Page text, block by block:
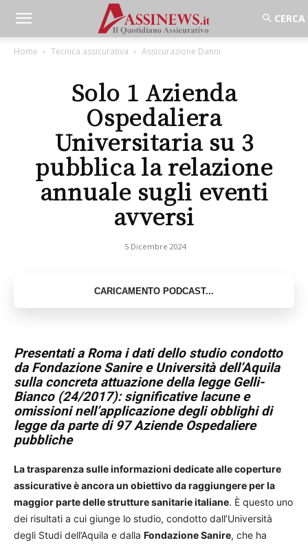
Home Tecnica assicurativa Assicurazione Danni
Solo 1 Azienda
Ospedaliera
Universitaria su 3
pubblica la relazione
annuale sugli eventi
avversi
5 Dicembre 2024
Presentati a Roma i dati dello studio condotto
da Fondazione Sanire e Università dell’Aquila
sulla concreta attuazione della legge Gelli-
Bianco (24/2017): significative lacune e
omissioni nell’applicazione degli obblighi di
legge da parte di 97 Aziende Ospedaliere
pubbliche
La trasparenza sulle informazioni dedicate alle coperture
assicurative è ancora un obiettivo da raggiungere per la
maggior parte delle strutture sanitarie italiane. È questo uno
dei risultati a cui giunge lo studio, condotto dall’Università
degli Studi dell’Aquila e dalla Fondazione Sanire, che ha